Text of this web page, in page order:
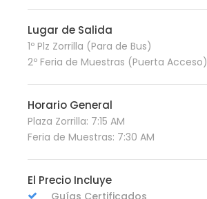
Lugar de Salida
1º Plz Zorrilla (Para de Bus)
2º Feria de Muestras (Puerta Acceso)
Horario General
Plaza Zorrilla: 7:15 AM
Feria de Muestras: 7:30 AM
El Precio Incluye
Guías Certificados